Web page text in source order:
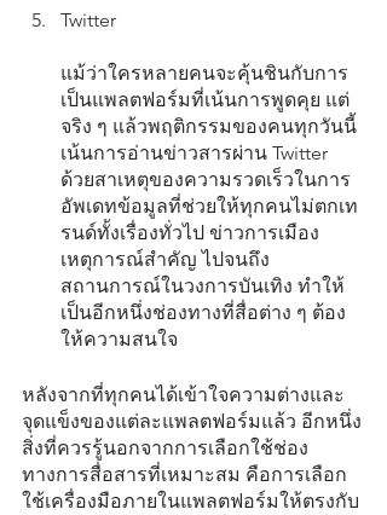
Twitter
แม้ว่าใครหลายคนจะคุ้นชินกับการ
เป็นแพลตฟอร์มที่เน้นการพูดคุย แต่
จริง ๆ แล้วพฤติกรรมของคนทุกวันนี้
เน้นการอ่านข่าวสารผ่าน Twitter
ด้วยสาเหตุของความรวดเร็วในการ
อัพเดทข้อมูลที่ช่วยให้ทุกคนไม่ตกเท
รนด์ทั้งเรื่องทั่วไป ข่าวการเมือง
เหตุการณ์สำคัญ ไปจนถึง
สถานการณ์ในวงการบันเทิง ทำให้
เป็นอีกหนึ่งช่องทางที่สื่อต่าง ๆ ต้อง
ให้ความสนใจ
หลังจากที่ทุกคนได้เข้าใจความต่างและ
จุดแข็งของแต่ละแพลตฟอร์มแล้ว อีกหนึ่ง
สิ่งที่ควรรู้นอกจากการเลือกใช้ช่อง
ทางการสื่อสารที่เหมาะสม คือการเลือก
ใช้เครื่องมือภายในแพลตฟอร์มให้ตรงกับ